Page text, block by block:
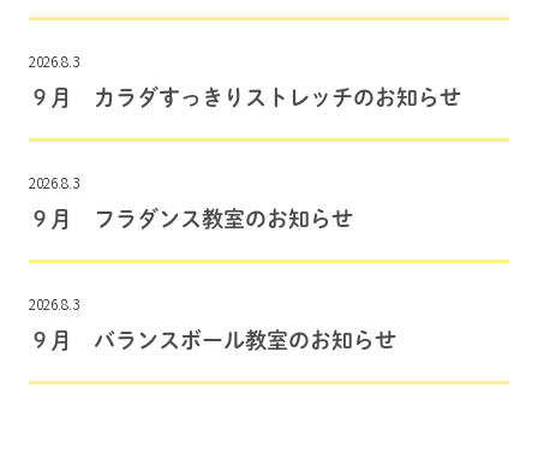
2026.8.3
９月 カラダすっきりストレッチのお知らせ
2026.8.3
９月 フラダンス教室のお知らせ
2026.8.3
９月 バランスボール教室のお知らせ